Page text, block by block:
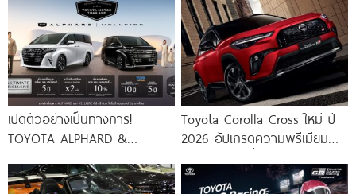
เปิดตัวอย่างเป็นทางการ!
TOYOTA ALPHARD &
Smart ราคาเริ่ม
Toyota Corolla Cross ใหม่ ปี
2026 อัปเกรดความพรีเมียม
1.8ลิตร